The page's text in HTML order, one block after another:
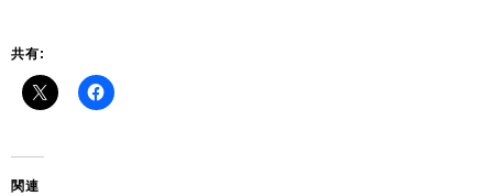
共有:
関連